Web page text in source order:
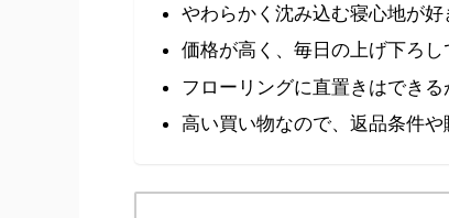
やわらかく沈み込む寝心地が
価格が高く、毎日の上げ下ろ
フローリングに直置きはでき
高い買い物なので、返品条件